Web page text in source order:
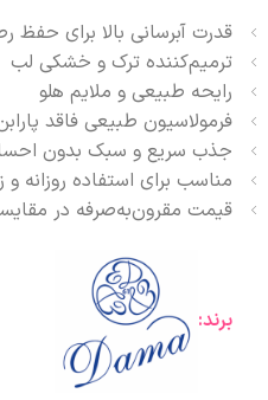
قدرت آبرسانی بالا برای حفظ
ترمیم‌کننده ترک و خشکی لب
رایحه طبیعی و ملایم هلو
فرمولاسیون طبیعی فاقد
جذب سریع و سبک بدون
مناسب برای استفاده روزانه و
قیمت مقرون‌به‌صرفه در
برند: